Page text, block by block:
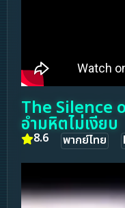
The Silence
อำมหิตไม่เงียบ
8.6 พากย์ไทย